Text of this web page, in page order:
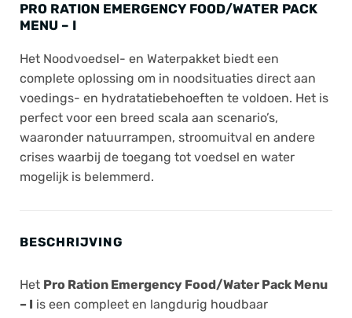
PRO RATION EMERGENCY FOOD/WATER PACK
MENU – I
Het Noodvoedsel- en Waterpakket biedt een
complete oplossing om in noodsituaties direct aan
voedings- en hydratatiebehoeften te voldoen. Het is
perfect voor een breed scala aan scenario’s,
waaronder natuurrampen, stroomuitval en andere
crises waarbij de toegang tot voedsel en water
mogelijk is belemmerd.
BESCHRIJVING
Het Pro Ration Emergency Food/Water Pack Menu
– I is een compleet en langdurig houdbaar